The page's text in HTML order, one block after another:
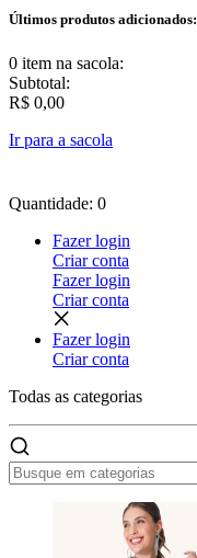
Últimos produtos adicionados:
0 item na sacola:
Subtotal:
R$ 0,00
Ir para a sacola
Quantidade: 0
Fazer login
Criar conta
Fazer login
Criar conta
Fazer login
Criar conta
Todas as categorias